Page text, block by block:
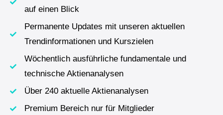
auf einen Blick
Permanente Updates mit unseren aktuellen
Trendinformationen und Kurszielen
Wöchentlich ausführliche fundamentale und
technische Aktienanalysen
Über 240 aktuelle Aktienanalysen
Premium Bereich nur für Mitglieder